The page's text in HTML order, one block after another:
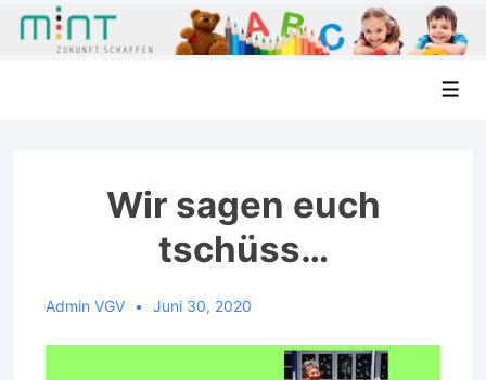
Wir sagen euch
tschüss…
Admin VGV Juni 30, 2020